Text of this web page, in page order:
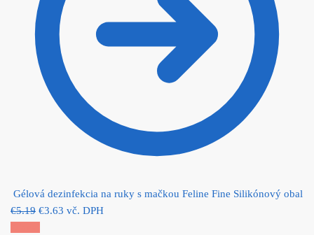
Gélová dezinfekcia na ruky s mačkou Feline Fine Silikónový obal
€5.19 Original
€3.63 Current
vč. DPH